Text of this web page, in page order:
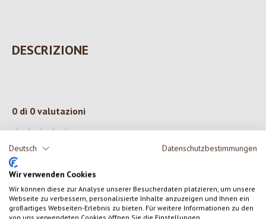
Deutsch Datenschutzbestimmungen
Wir verwenden Cookies
Wir können diese zur Analyse unserer Besucherdaten platzieren, um unsere
Webseite zu verbessern, personalisierte Inhalte anzuzeigen und Ihnen ein
großartiges Webseiten-Erlebnis zu bieten. Für weitere Informationen zu den
DESCRIZIONE
0 di 0 valutazioni
Valutazione media di 0 su 5 stelle
Formula una valutazione!
Condividi le tue esperienze con il prodotto con altri clienti.
SCRIVERE UNA RECENSIONE